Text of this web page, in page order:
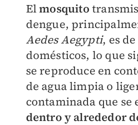
Elmosquito
dengue,
Aedes Aegypti, es
domésticos, lo que
se reproduce en
de agua limpia o
contaminada que se
dentro y alrededor